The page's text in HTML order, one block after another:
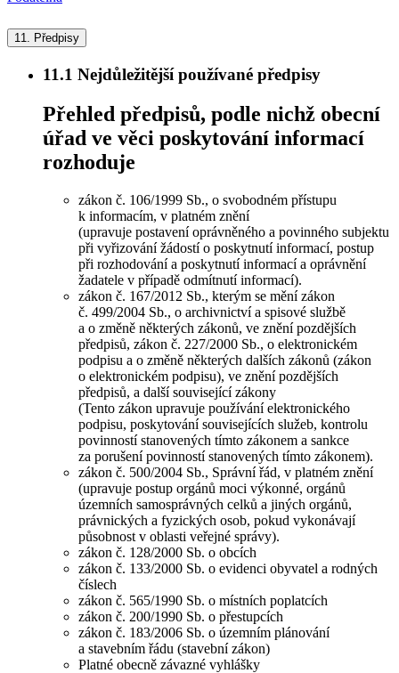
11. Předpisy
11.1 Nejdůležitější používané předpisy
Přehled předpisů, podle nichž obecní
úřad ve věci poskytování informací
rozhoduje
zákon č. 106/1999 Sb., o svobodném přístupu
k informacím, v platném znění
(upravuje postavení oprávněného a povinného subjektu
při vyřizování žádostí o poskytnutí informací, postup
při rozhodování a poskytnutí informací a oprávnění
žadatele v případě odmítnutí informací).
zákon č. 167/2012 Sb., kterým se mění zákon
č. 499/2004 Sb., o archivnictví a spisové službě
a o změně některých zákonů, ve znění pozdějších
předpisů, zákon č. 227/2000 Sb., o elektronickém
podpisu a o změně některých dalších zákonů (zákon
o elektronickém podpisu), ve znění pozdějších
předpisů, a další související zákony
(Tento zákon upravuje používání elektronického
podpisu, poskytování souvisejících služeb, kontrolu
povinností stanovených tímto zákonem a sankce
za porušení povinností stanovených tímto zákonem).
zákon č. 500/2004 Sb., Správní řád, v platném znění
(upravuje postup orgánů moci výkonné, orgánů
územních samosprávných celků a jiných orgánů,
právnických a fyzických osob, pokud vykonávají
působnost v oblasti veřejné správy).
zákon č. 128/2000 Sb. o obcích
zákon č. 133/2000 Sb. o evidenci obyvatel a rodných
číslech
zákon č. 565/1990 Sb. o místních poplatcích
zákon č. 200/1990 Sb. o přestupcích
zákon č. 183/2006 Sb. o územním plánování
a stavebním řádu (stavební zákon)
Platné obecně závazné vyhlášky